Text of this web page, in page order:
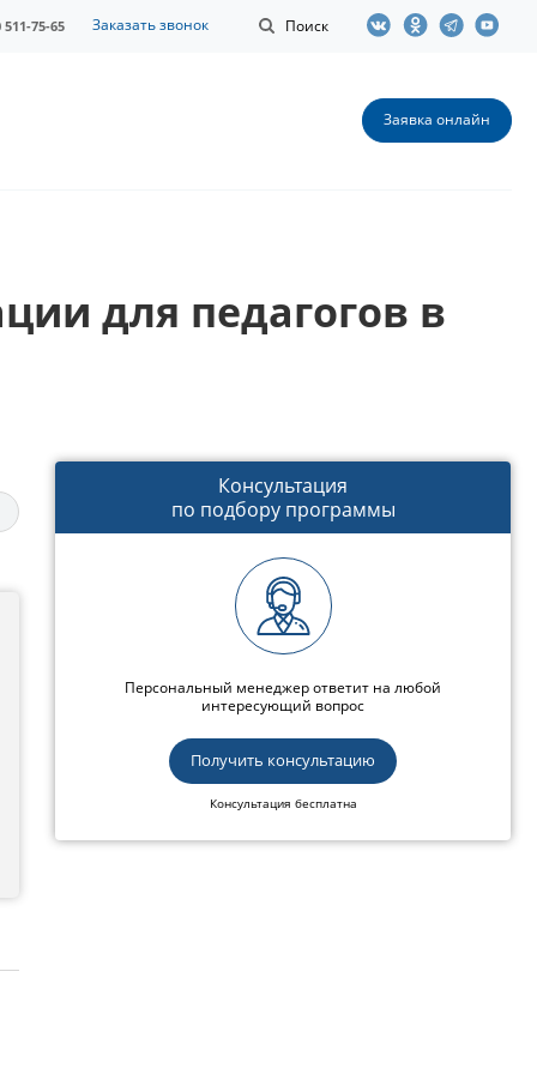
Поиск
511-75-65 Заказать звонок
Заявка онлайн
для педагогов в
Консультация
по подбору программы
Персональный менеджер ответит на любой
интересующий вопрос
Получить консультацию
Консультация бесплатна